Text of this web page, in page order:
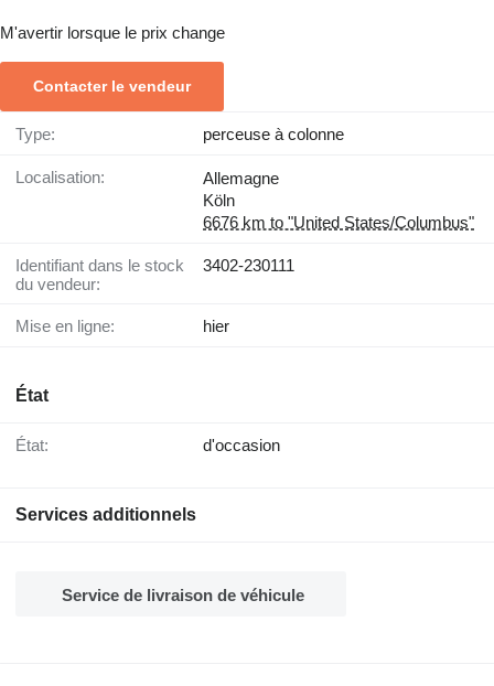
M'avertir lorsque le prix change
Contacter le vendeur
Type: perceuse à colonne
Localisation:
Allemagne
Köln
6676 km to "United States/Columbus"
Identifiant dans le stock
du vendeur:
3402-230111
Mise en ligne: hier
État
État: d'occasion
Services additionnels
Service de livraison de véhicule